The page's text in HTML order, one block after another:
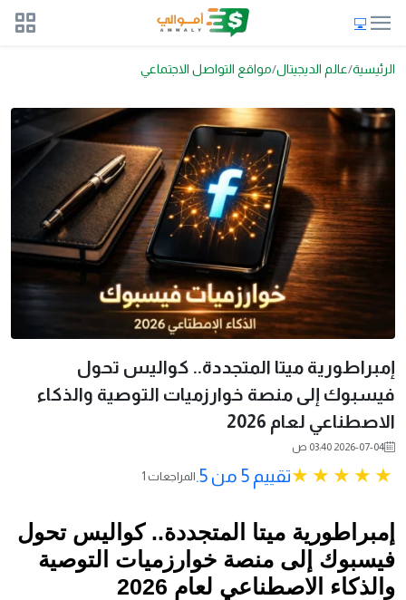
الرئيسية عالم الديجيتال مواقع التواصل الاجتماعي
إمبراطورية ميتا المتجددة.. كواليس تحول
فيسبوك إلى منصة خوارزميات التوصية والذكاء
الاصطناعي لعام 2026
2026-07-04 03:40 ص
تقييم 5 من 5. 1 المراجعات
إمبراطورية ميتا المتجددة.. كواليس تحول
فيسبوك إلى منصة خوارزميات التوصية
والذكاء الاصطناعي لعام 2026